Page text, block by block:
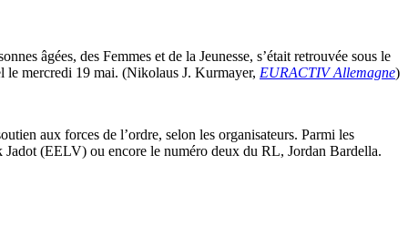
âgées, des Femmes et de la Jeunesse, s’était retrouvée sous le
le mercredi 19 mai. (Nikolaus J. Kurmayer, EURACTIV Allemagne)
aux forces de l’ordre, selon les organisateurs. Parmi les
Jadot (EELV) ou encore le numéro deux du RL, Jordan Bardella.